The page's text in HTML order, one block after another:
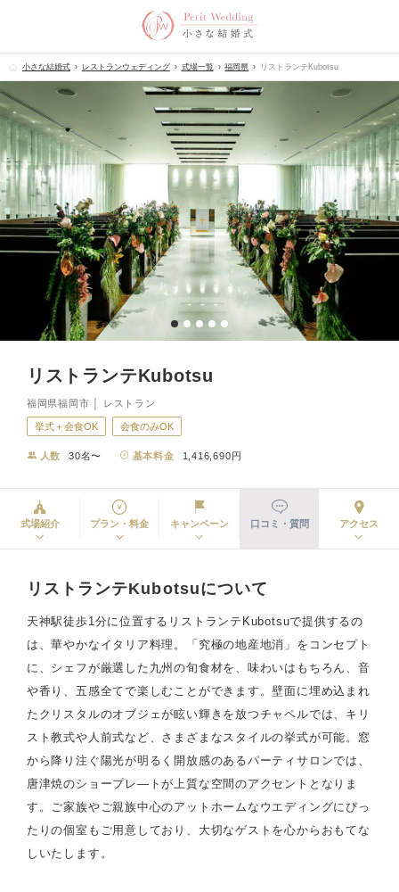
小さな結婚式 レストランウェディング 式場一覧 福岡県 リストランテKubotsu
リストランテKubotsu
福岡県福岡市 │ レストラン
挙式＋会食OK 会食のみOK
人数 30名〜 基本料金 1,416,690円
式場紹介 プラン・料金 キャンペーン 口コミ・質問 アクセス
リストランテKubotsuについて
天神駅徒歩1分に位置するリストランテKubotsuで提供するの
は、華やかなイタリア料理。「究極の地産地消」をコンセプト
に、シェフが厳選した九州の旬食材を、味わいはもちろん、音
や香り、五感全てで楽しむことができます。壁面に埋め込まれ
たクリスタルのオブジェが眩い輝きを放つチャペルでは、キリ
スト教式や人前式など、さまざまなスタイルの挙式が可能。窓
から降り注ぐ陽光が明るく開放感のあるパーティサロンでは、
唐津焼のショープレ―トが上質な空間のアクセントとなりま
す。ご家族やご親族中心のアットホームなウエディングにぴっ
たりの個室もご用意しており、大切なゲストを心からおもてな
しいたします。